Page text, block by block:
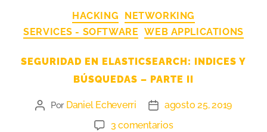
HACKING
NETWORKING
SERVICES - SOFTWARE WEB APPLICATIONS
SEGURIDAD EN ELASTICSEARCH: INDICES Y
BÚSQUEDAS – PARTE II
Por Daniel Echeverri
agosto 25, 2019
3 comentarios